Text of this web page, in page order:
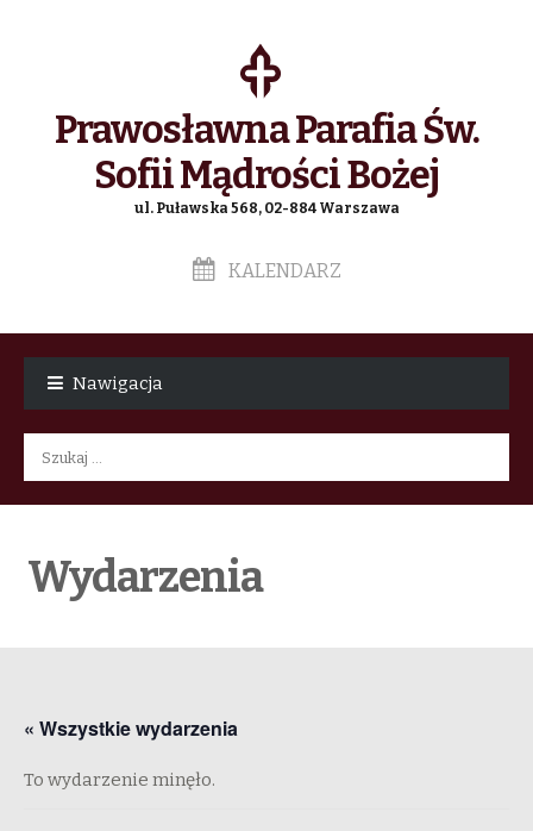
Prawosławna Parafia Św.
Sofii Mądrości Bożej
ul. Puławska 568, 02-884 Warszawa
KALENDARZ
Nawigacja
Szukaj:
Wydarzenia
« Wszystkie wydarzenia
To wydarzenie minęło.